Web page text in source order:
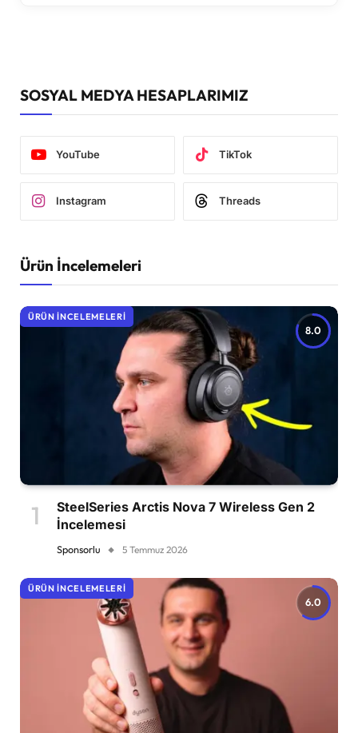
SOSYAL MEDYA HESAPLARIMIZ
YouTube TikTok
Instagram Threads
Ürün İncelemeleri
8.0
ÜRÜN İNCELEMELERI
SteelSeries Arctis Nova 7 Wireless Gen 2
İncelemesi
Sponsorlu 5 Temmuz 2026
6.0
ÜRÜN İNCELEMELERI